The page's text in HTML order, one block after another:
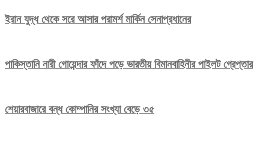
ইরান যুদ্ধ থেকে সরে আসার পরামর্শ মার্কিন সেনাপ্রধানের
পাকিস্তানি নারী গোয়েন্দার ফাঁদে পড়ে ভারতীয় বিমানবাহিনীর পাইলট গ্রেপ্তার
শেয়ারবাজারে বন্ধ কোম্পানির সংখ্যা বেড়ে ৩৫